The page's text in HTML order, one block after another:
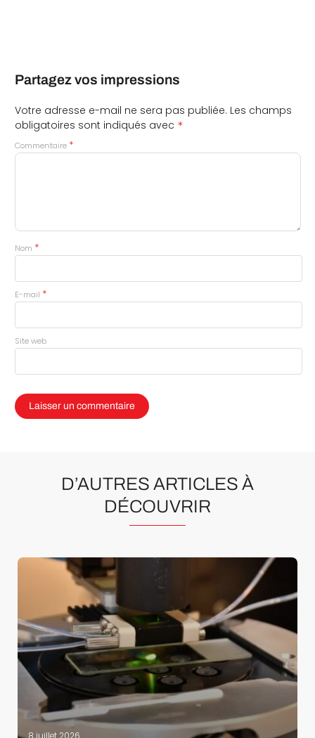
Partagez vos impressions
Votre adresse e-mail ne sera pas publiée. Les champs
obligatoires sont indiqués avec *
Commentaire *
Nom *
E-mail *
Site web
D’AUTRES ARTICLES À
DÉCOUVRIR